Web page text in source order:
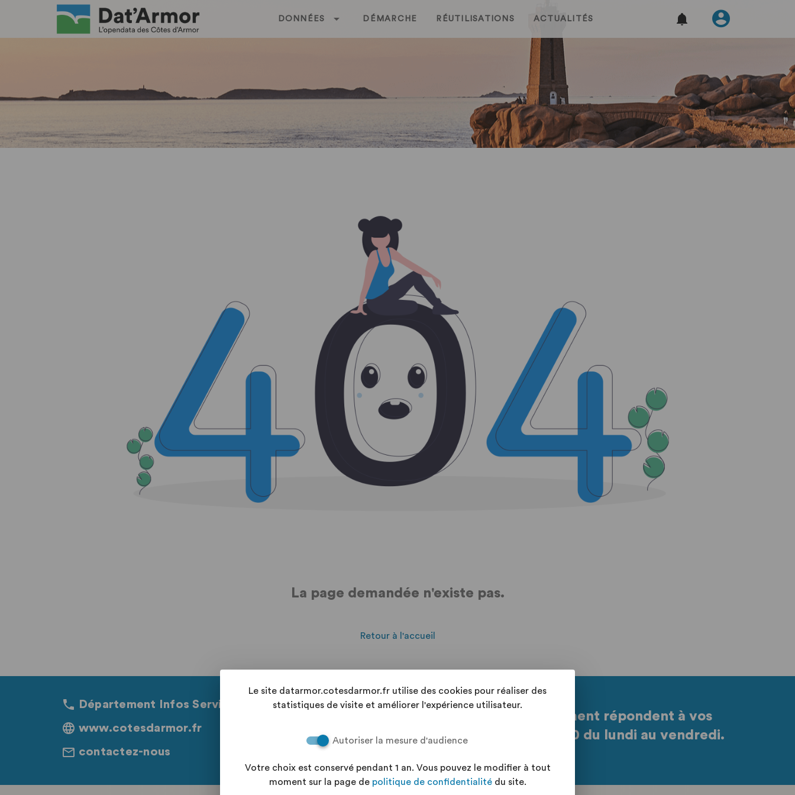
DONNÉES DÉMARCHE RÉUTILISATIONS ACTUALITÉS
La page demandée n'existe pas.
Retour à l'accueil
Département Infos Services 02.96.62.62.22
www.cotesdarmor.fr
contactez-nous
Les équipes du Département répondent à vos
questions de 8h30 à 17h30 du lundi au vendredi.
Le site datarmor.cotesdarmor.fr utilise des cookies pour réaliser des
statistiques de visite et améliorer l'expérience utilisateur.
Autoriser la mesure d'audience
Votre choix est conservé pendant 1 an. Vous pouvez le modifier à tout
moment sur la page de politique de confidentialitédu site.